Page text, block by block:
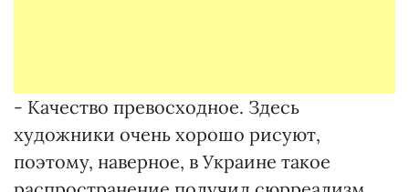
- Качество превосходное. Здесь
художники очень хорошо рисуют,
поэтому, наверное, в Украине такое